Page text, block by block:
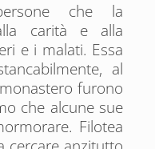
che la
carità e alla
e i malati. Essa
al
furono
che alcune sue
Filotea